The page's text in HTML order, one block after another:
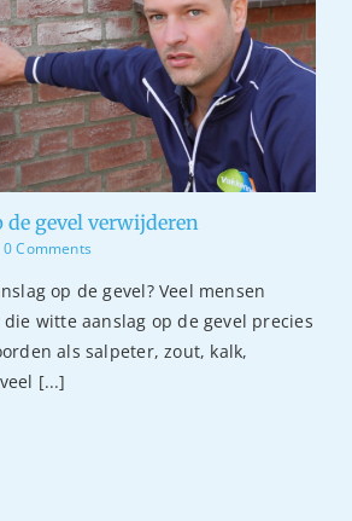
gevel verwijderen
0 Comments
op de gevel? Veel mensen
witte aanslag op de gevel precies
als salpeter, zout, kalk,
[...]